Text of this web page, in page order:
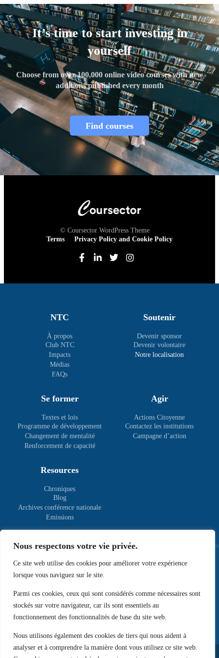
Nous respectons votre vie privée.
Ce site web utilise des cookies pour améliorer votre expérience
lorsque vous naviguez sur le site.
Parmi ces cookies, ceux qui sont considérés comme nécessaires sont
stockés sur votre navigateur, car ils sont essentiels au
fonctionnement des fonctionnalités de base du site web.
Nous utilisons également des cookies de tiers qui nous aident à
analyser et à comprendre la manière dont vous utilisez ce site web.
It’s time to start investing in
yourself
Choose from over 100,000 online video courses with new
additions published every month
Find courses
© Coursector WordPress Theme
Terms
Privacy Policy and Cookie Policy
NTC
À propos
Club NTC
Impacts
Médias
FAQs
Soutenir
Devenir sponsor
Devenir volontaire
Notre localisation
Se former
Textes et lois
Programme de développement
Changement de mentalité
Renforcement de capacité
Agir
Actions Citoyenne
Contactez les institutions
Campagne d’action
Resources
Chroniques
Blog
Archives conférence nationale
Emissions
Lot 430, Parcelle L, Quartier Kpondéhou, Cotonou
00 229 01 97 41 42 67